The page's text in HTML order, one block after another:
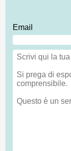
Email